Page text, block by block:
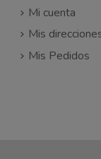
Mi cuenta
Mis
Mis Pedidos